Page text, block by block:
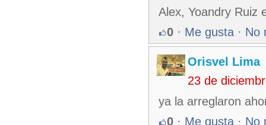
Alex, Yoandry Ruiz
0 · Me gusta · No
Orisvel Lima
23 de
ya la arreglaron
0 · Me gusta · No